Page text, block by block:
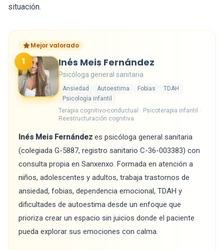
situación.
Mejor valorado
1 Inés Meis Fernández
Psicóloga general sanitaria
Ansiedad Autoestima Fobias
TDAH
Psicología infantil
Terapia cognitivo-conductual · Psicoterapia infantil ·
Reestructuración cognitiva
Inés Meis Fernández es psicóloga general sanitaria
(colegiada G-5887, registro sanitario C-36-003383) con
consulta propia en Sanxenxo. Formada en atención a
niños, adolescentes y adultos, trabaja trastornos de
ansiedad, fobias, dependencia emocional, TDAH y
dificultades de autoestima desde un enfoque que
prioriza crear un espacio sin juicios donde el paciente
pueda explorar sus emociones con calma.